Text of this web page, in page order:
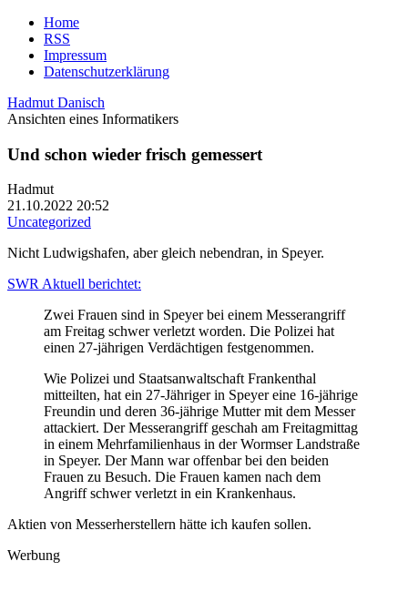
Home
RSS
Impressum
Datenschutzerklärung
Hadmut Danisch
Ansichten eines Informatikers
Und schon wieder frisch gemessert
Hadmut
21.10.2022 20:52
Uncategorized
Nicht Ludwigshafen, aber gleich nebendran, in Speyer.
SWR Aktuell berichtet:
Zwei Frauen sind in Speyer bei einem Messerangriff
am Freitag schwer verletzt worden. Die Polizei hat
einen 27-jährigen Verdächtigen festgenommen.
Wie Polizei und Staatsanwaltschaft Frankenthal
mitteilten, hat ein 27-Jähriger in Speyer eine 16-jährige
Freundin und deren 36-jährige Mutter mit dem Messer
attackiert. Der Messerangriff geschah am Freitagmittag
in einem Mehrfamilienhaus in der Wormser Landstraße
in Speyer. Der Mann war offenbar bei den beiden
Frauen zu Besuch. Die Frauen kamen nach dem
Angriff schwer verletzt in ein Krankenhaus.
Aktien von Messerherstellern hätte ich kaufen sollen.
Werbung